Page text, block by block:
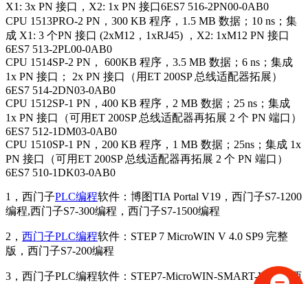
X1: 3x PN 接口，X2: 1x PN 接口6ES7 516-2PN00-0AB0
CPU 1513PRO-2 PN，300 KB 程序，1.5 MB 数据；10 ns；集
成 X1: 3 个PN 接口 (2xM12，1xRJ45) ，X2: 1xM12 PN 接口
6ES7 513-2PL00-0AB0
CPU 1514SP-2 PN， 600KB 程序，3.5 MB 数据；6 ns；集成
1x PN 接口； 2x PN 接口（用ET 200SP 总线适配器拓展）
6ES7 514-2DN03-0AB0
CPU 1512SP-1 PN，400 KB 程序，2 MB 数据；25 ns；集成
1x PN 接口（可用ET 200SP 总线适配器再拓展 2 个 PN 端口）
6ES7 512-1DM03-0AB0
CPU 1510SP-1 PN，200 KB 程序，1 MB 数据；25ns；集成 1x
PN 接口（可用ET 200SP 总线适配器再拓展 2 个 PN 端口）
6ES7 510-1DK03-0AB0
1，西门子PLC编程软件：博图TIA Portal V19，西门子S7-1200
编程,西门子S7-300编程，西门子S7-1500编程
2， 西门子PLC编程软件：STEP 7 MicroWIN V 4.0 SP9 完整
版，西门子S7-200编程
3，西门子PLC编程软件：STEP7-MicroWIN-SMART-V2.8，西